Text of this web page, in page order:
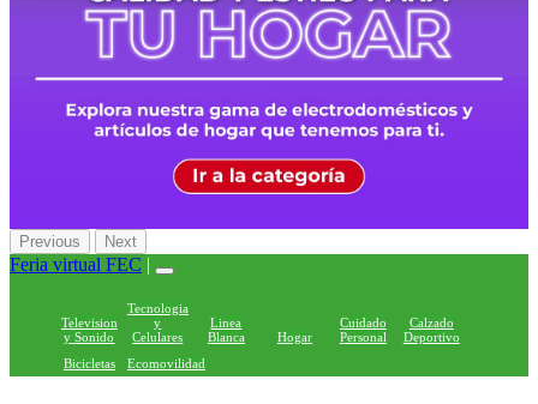
Previous Next
Feria virtual FEC |
Television
y Sonido
Tecnologia
y
Celulares
Linea
Blanca
Hogar
Cuidado
Personal
Calzado
Deportivo
Bicicletas
Ecomovilidad